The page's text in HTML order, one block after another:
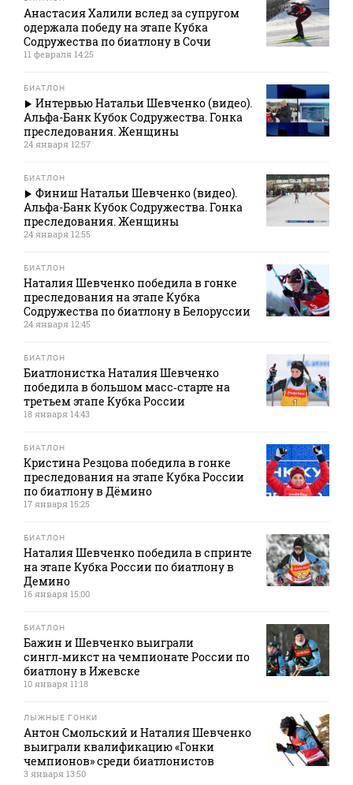
Анастасия Халили вслед за супругом
одержала победу на этапе Кубка
Содружества по биатлону в Сочи
11 февраля 14:25
БИАТЛОН
Интервью Натальи Шевченко (видео).
Альфа-Банк Кубок Содружества. Гонка
преследования. Женщины
24 января 12:57
БИАТЛОН
Финиш Натальи Шевченко (видео).
Альфа-Банк Кубок Содружества. Гонка
преследования. Женщины
24 января 12:55
БИАТЛОН
Наталия Шевченко победила в гонке
преследования на этапе Кубка
Содружества по биатлону в Белоруссии
24 января 12:45
БИАТЛОН
Биатлонистка Наталия Шевченко
победила в большом масс‑старте на
третьем этапе Кубка России
18 января 14:43
БИАТЛОН
Кристина Резцова победила в гонке
преследования на этапе Кубка России
по биатлону в Дёмино
17 января 15:25
БИАТЛОН
Наталия Шевченко победила в спринте
на этапе Кубка России по биатлону в
Демино
16 января 15:00
БИАТЛОН
Бажин и Шевченко выиграли
сингл‑микст на чемпионате России по
биатлону в Ижевске
10 января 11:18
ЛЫЖНЫЕ ГОНКИ
Антон Смольский и Наталия Шевченко
выиграли квалификацию «Гонки
чемпионов» среди биатлонистов
3 января 13:50